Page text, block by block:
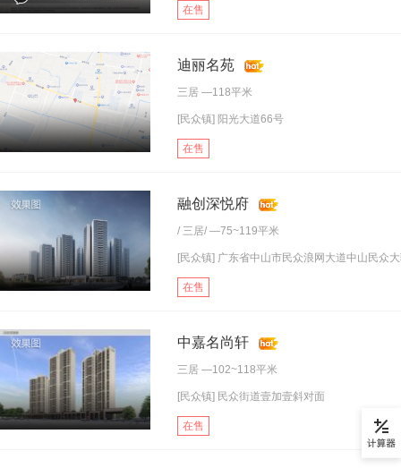
在售
迪丽名苑
三居 —118平米
[民众镇] 阳光大道66号
在售
融创深悦府
/ 三居/ —75~119平米
[民众镇] 广东省中山市民众浪网大道中山民众
在售
中嘉名尚轩
三居 —102~118平米
[民众镇] 民众街道壹加壹斜对面
在售